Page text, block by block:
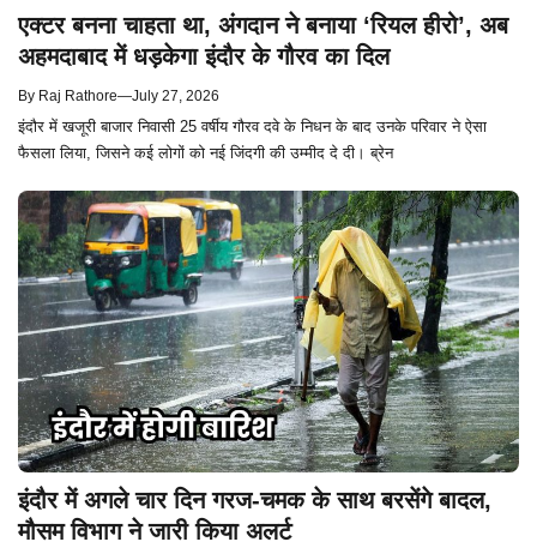
एक्टर बनना चाहता था, अंगदान ने बनाया ‘रियल हीरो’, अब
अहमदाबाद में धड़केगा इंदौर के गौरव का दिल
By Raj Rathore—July 27, 2026
इंदौर में खजूरी बाजार निवासी 25 वर्षीय गौरव दवे के निधन के बाद उनके परिवार ने ऐसा
फैसला लिया, जिसने कई लोगों को नई जिंदगी की उम्मीद दे दी। ब्रेन
इंदौर में अगले चार दिन गरज-चमक के साथ बरसेंगे बादल,
मौसम विभाग ने जारी किया अलर्ट